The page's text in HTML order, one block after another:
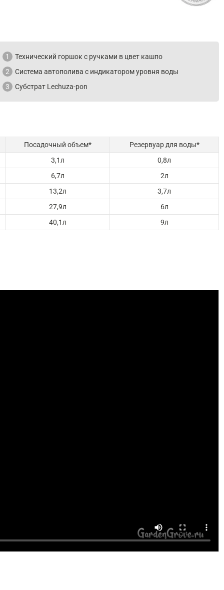
1
Технический горшок с ручками в цвет кашпо
2
Система автополива с индикатором уровня воды
3
Субстрат Lechuza-pon
Посадочный объем*
Резервуар для воды*
3,1л
0,8л
6,7л
2л
13,2л
3,7л
27,9л
6л
40,1л
9л